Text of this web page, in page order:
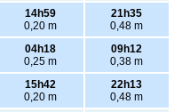
14h59
0,20 m
21h35
0,48 m
04h18
0,25 m
09h12
0,38 m
15h42
0,20 m
22h13
0,48 m